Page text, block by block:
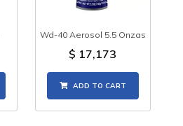
Wd-40 Aerosol 5.5 Onzas
$ 17,173
ADD TO CART